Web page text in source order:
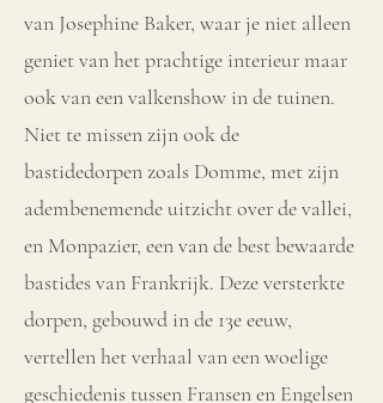
van Josephine Baker, waar je niet alleen
geniet van het prachtige interieur maar
ook van een valkenshow in de tuinen.
Niet te missen zijn ook de
bastidedorpen zoals Domme, met zijn
adembenemende uitzicht over de vallei,
en Monpazier, een van de best bewaarde
bastides van Frankrijk. Deze versterkte
dorpen, gebouwd in de 13e eeuw,
vertellen het verhaal van een woelige
geschiedenis tussen Fransen en Engelsen